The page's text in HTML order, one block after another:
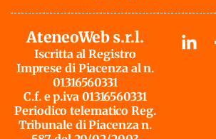
AteneoWeb s.r.l.
Iscritta al Registro
Imprese di Piacenza al n.
01316560331
C.f. e p.iva 01316560331
Periodico telematico Reg.
Tribunale di Piacenza n.